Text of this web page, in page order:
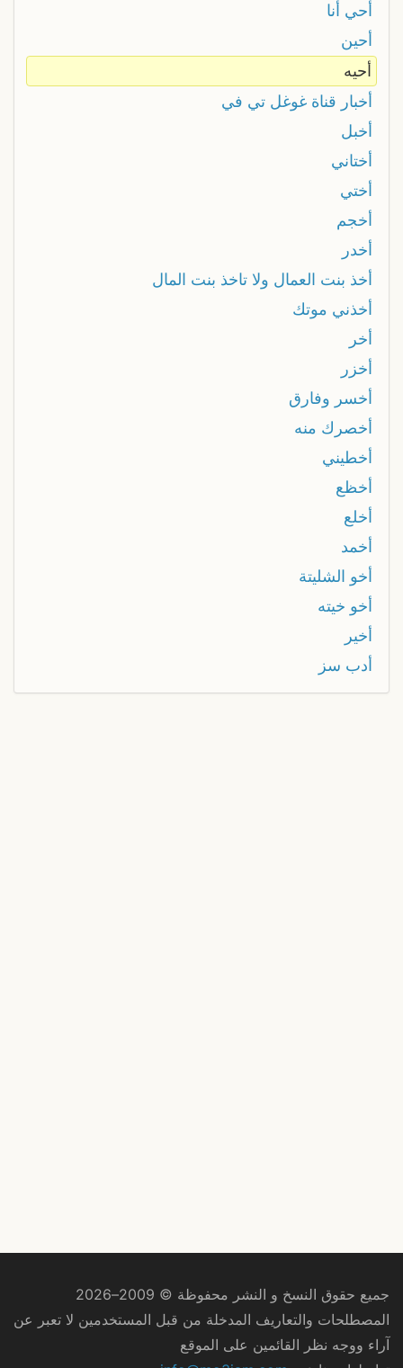
أحي أنا
أحين
أحيه
أخبار قناة غوغل تي في
أخبل
أختاني
أختي
أخجم
أخدر
أخذ بنت العمال ولا تاخذ بنت المال
أخذني موتك
أخر
أخزر
أخسر وفارق
أخصرك منه
أخطيني
أخظع
أخلع
أخمد
أخو الشليتة
أخو خيته
أخير
أدب سز
جميع حقوق النسخ و النشر محفوظة © 2009–2026
المصطلحات والتعاريف المدخلة من قبل المستخدمين لا تعبر عن
آراء ووجه نظر القائمين على الموقع